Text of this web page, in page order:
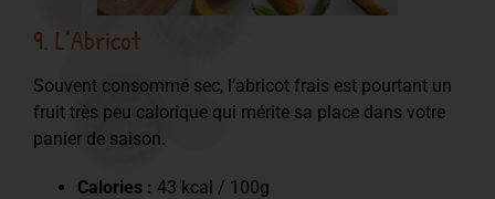
9. L’Abricot
Souvent consommé sec, l’abricot frais est pourtant un
fruit très peu calorique qui mérite sa place dans votre
panier de saison.
Calories : 43 kcal / 100g